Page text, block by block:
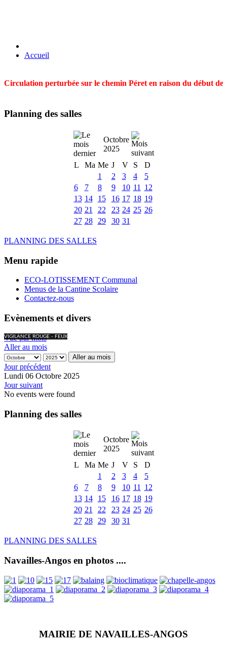
Accueil
Circulation perturbée sur le chemin Péret en raison du début
Planning des salles
Octobre
2025
L
Ma Me J V S
D
1
2 3 4
5
6
7 8 9 10 11
12
13 14 15 16 17 18 19
20 21 22 23 24 25 26
27 28 29 30 31
PLANNING DES SALLES
Menu rapide
ECO-LOTISSEMENT Communal
Menus de la Cantine Scolaire
Contactez-nous
Evènements et divers
VIGILANCE ROUGE - FEUX
Vue par mois
Aller au mois
Aller au mois
Jour précédent
Lundi 06 Octobre 2025
Jour suivant
No events were found
Planning des salles
Octobre
2025
L
Ma Me J V S
D
1
2 3 4
5
6
7 8 9 10 11
12
13 14 15 16 17 18 19
20 21 22 23 24 25 26
27 28 29 30 31
PLANNING DES SALLES
Navailles-Angos en photos ....
MAIRIE DE NAVAILLES-ANGOS